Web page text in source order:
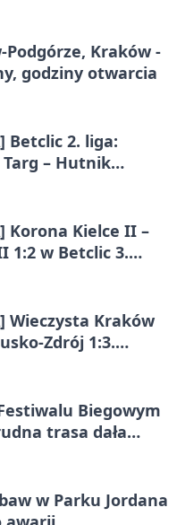
Kraków -
godziny otwarcia
Betclic 2. liga:
– Hutnik
Korona Kielce II –
1:2 w Betclic 3.
Wieczysta Kraków
Zdrój 1:3.
IV)
Biegowym
trasa dała
w Parku Jordana